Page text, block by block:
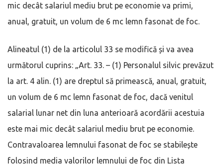
mic decât salariul mediu brut pe economie va primi,
anual, gratuit, un volum de 6 mc lemn fasonat de foc.
Alineatul (1) de la articolul 33 se modifică și va avea
următorul cuprins: „Art. 33. – (1) Personalul silvic prevăzut
la art. 4 alin. (1) are dreptul să primească, anual, gratuit,
un volum de 6 mc lemn fasonat de foc, dacă venitul
salarial lunar net din luna anterioară acordării acestuia
este mai mic decât salariul mediu brut pe economie.
Contravaloarea lemnului fasonat de foc se stabilește
folosind media valorilor lemnului de foc din Lista